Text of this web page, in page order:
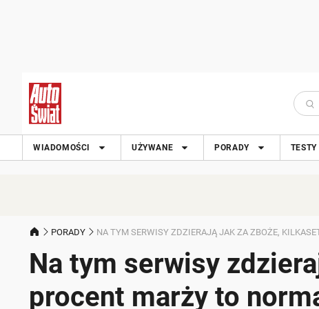
WIADOMOŚCI UŻYWANE PORADY TESTY
PORADY NA TYM SERWISY ZDZIERAJĄ JAK ZA ZBOŻE,
Na tym serwisy
procent marży to